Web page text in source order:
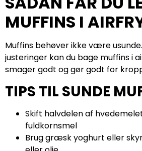
MUFFINS I
Muffins behøver ikke være
justeringer kan du bage muffins i
smager godt og gør godt for
TIPS TIL SUNDE
Skift halvdelen af
fuldkornsmel
Brug græsk yoghurt eller